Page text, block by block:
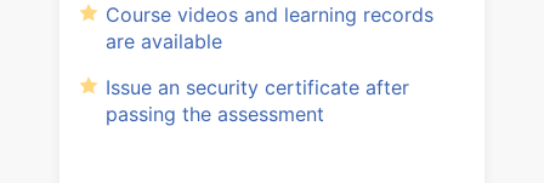
Course videos and learning records
are available
Issue an security certificate after
passing the assessment